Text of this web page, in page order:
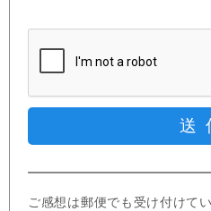
ご感想は郵便でも受け付けて